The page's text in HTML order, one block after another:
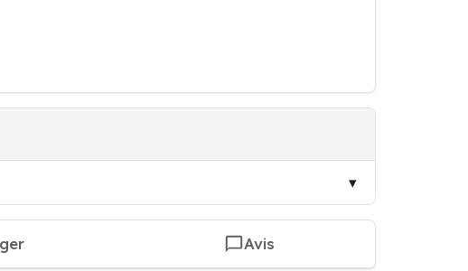
Avis